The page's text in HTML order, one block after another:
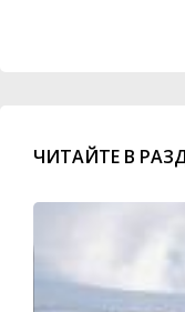
ЧИТАЙТЕ В